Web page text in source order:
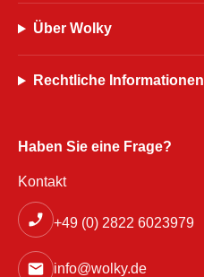
Über Wolky
Rechtliche Informationen
Haben Sie eine Frage?
Kontakt
+49 (0) 2822 6023979
info@wolky.de